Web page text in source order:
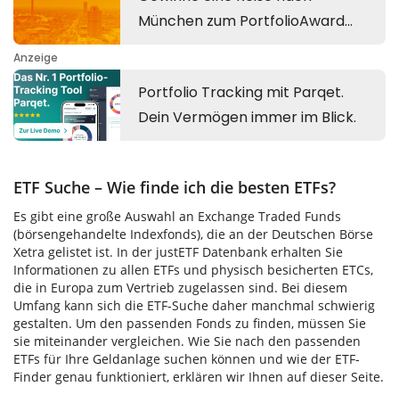
ETF Suche – Wie finde ich die besten ETFs?
Es gibt eine große Auswahl an Exchange Traded Funds
(börsengehandelte Indexfonds), die an der Deutschen Börse
Xetra gelistet ist. In der justETF Datenbank erhalten Sie
Informationen zu allen ETFs und physisch besicherten ETCs,
die in Europa zum Vertrieb zugelassen sind. Bei diesem
Umfang kann sich die ETF-Suche daher manchmal schwierig
gestalten. Um den passenden Fonds zu finden, müssen Sie
sie miteinander vergleichen. Wie Sie nach den passenden
ETFs für Ihre Geldanlage suchen können und wie der ETF-
Finder genau funktioniert, erklären wir Ihnen auf dieser Seite.